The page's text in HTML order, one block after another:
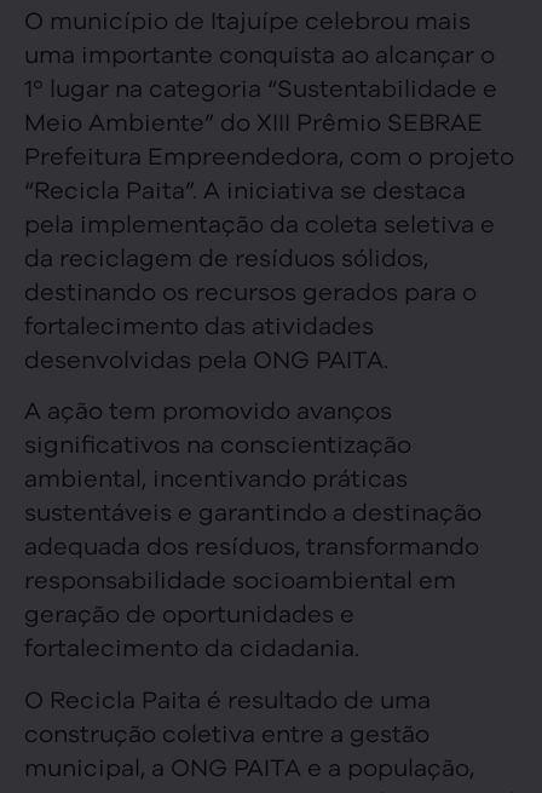
O município de Itajuípe celebrou mais
uma importante conquista ao alcançar o
1º lugar na categoria “Sustentabilidade e
Meio Ambiente” do XIII Prêmio SEBRAE
Prefeitura Empreendedora, com o projeto
“Recicla Paita”. A iniciativa se destaca
pela implementação da coleta seletiva e
da reciclagem de resíduos sólidos,
destinando os recursos gerados para o
fortalecimento das atividades
desenvolvidas pela ONG PAITA.
A ação tem promovido avanços
significativos na conscientização
ambiental, incentivando práticas
sustentáveis e garantindo a destinação
adequada dos resíduos, transformando
responsabilidade socioambiental em
geração de oportunidades e
fortalecimento da cidadania.
O Recicla Paita é resultado de uma
construção coletiva entre a gestão
municipal, a ONG PAITA e a população,